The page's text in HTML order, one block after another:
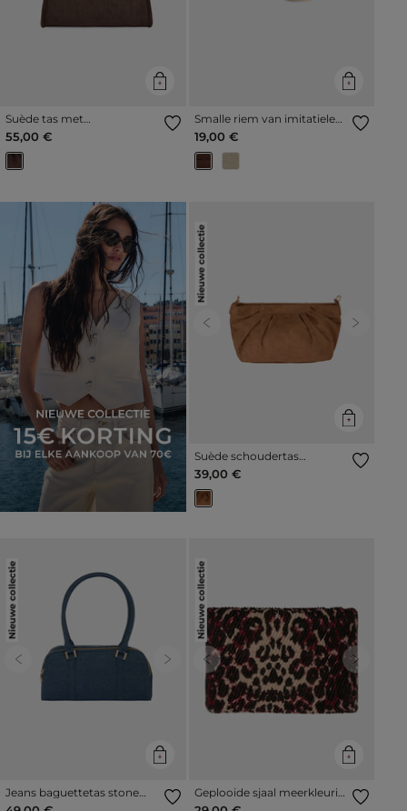
Suède tas met
krokodillenlook donker
bruin vrouw
55,00 €
Smalle riem van imitatieleer
donker bruin vrouw
19,00 €
Nieuwe collectie
Previous Next
Suède schoudertas
cognacbruin vrouw
39,00 €
Nieuwe collectie
Previous Next
Jeans baguettetas stone
washed denim vrouw
Nieuwe collectie
Previous Next
Geplooide sjaal meerkleurig
vrouw